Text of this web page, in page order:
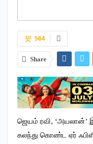
564
Share
ஜெயம் ரவி, ‘அயலான்’
கலந்து கொண்ட ஏர்